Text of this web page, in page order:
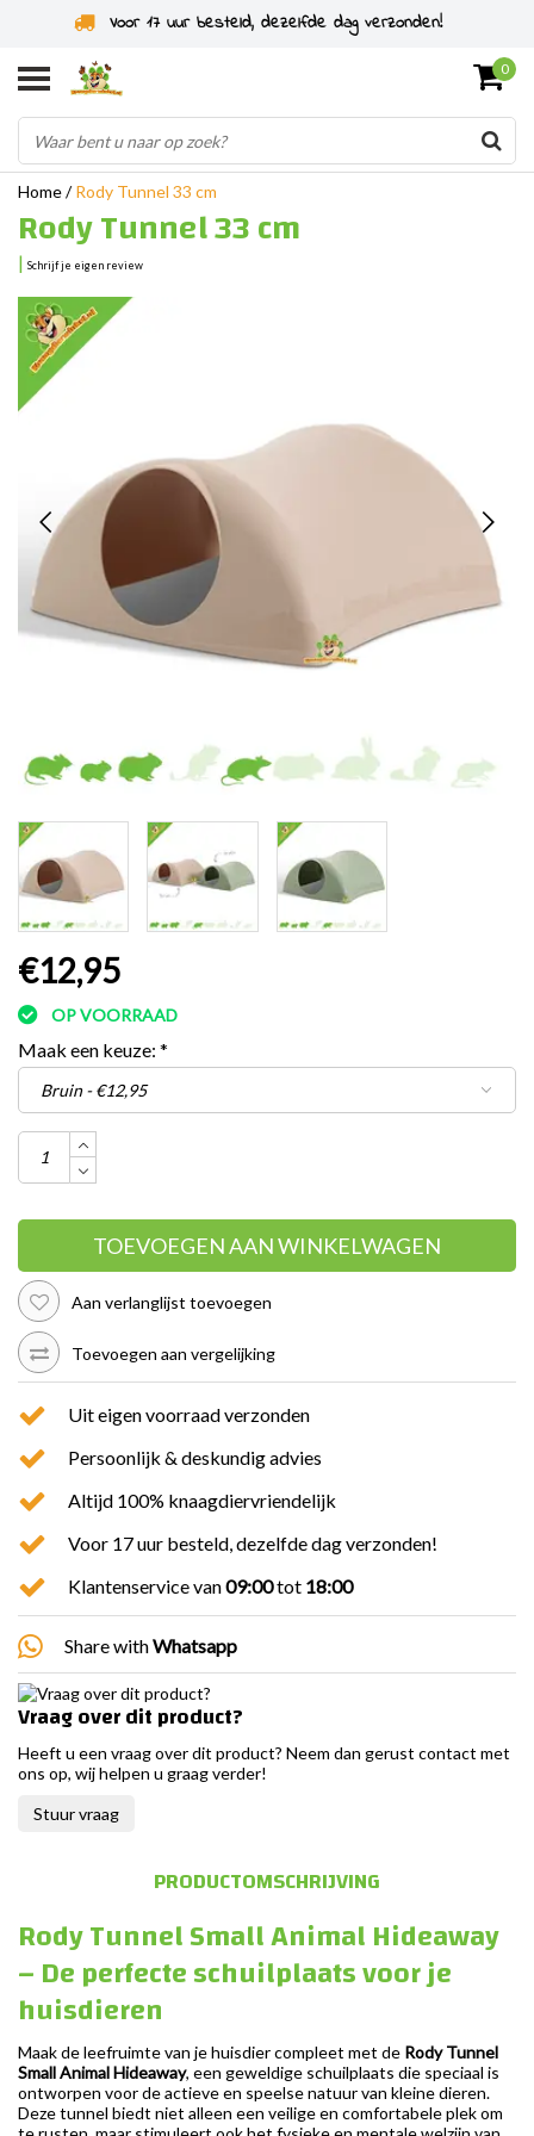
Voor 17 uur besteld, dezelfde dag verzonden!
0
Home/Rody Tunnel 33 cm
Rody Tunnel 33 cm
| Schrijf je eigen review
€12,95
OP VOORRAAD
Maak een keuze: *
TOEVOEGEN AAN WINKELWAGEN
Aan verlanglijst toevoegen
Toevoegen aan vergelijking
Uit eigen voorraad verzonden
Persoonlijk & deskundig advies
Altijd 100% knaagdiervriendelijk
Voor 17 uur besteld, dezelfde dag verzonden!
Klantenservice van09:00tot 18:00
Share withWhatsapp
Vraag over dit product?
Heeft u een vraag over dit product? Neem dan gerust contact met
ons op, wij helpen u graag verder!
Stuur vraag
PRODUCTOMSCHRIJVING
Rody Tunnel Small Animal Hideaway
– De perfecte schuilplaats voor je
huisdieren
Maak de leefruimte van je huisdier compleet met de Rody Tunnel
Small Animal Hideaway, een geweldige schuilplaats die speciaal is
ontworpen voor de actieve en speelse natuur van kleine dieren.
Deze tunnel biedt niet alleen een veilige en comfortabele plek om